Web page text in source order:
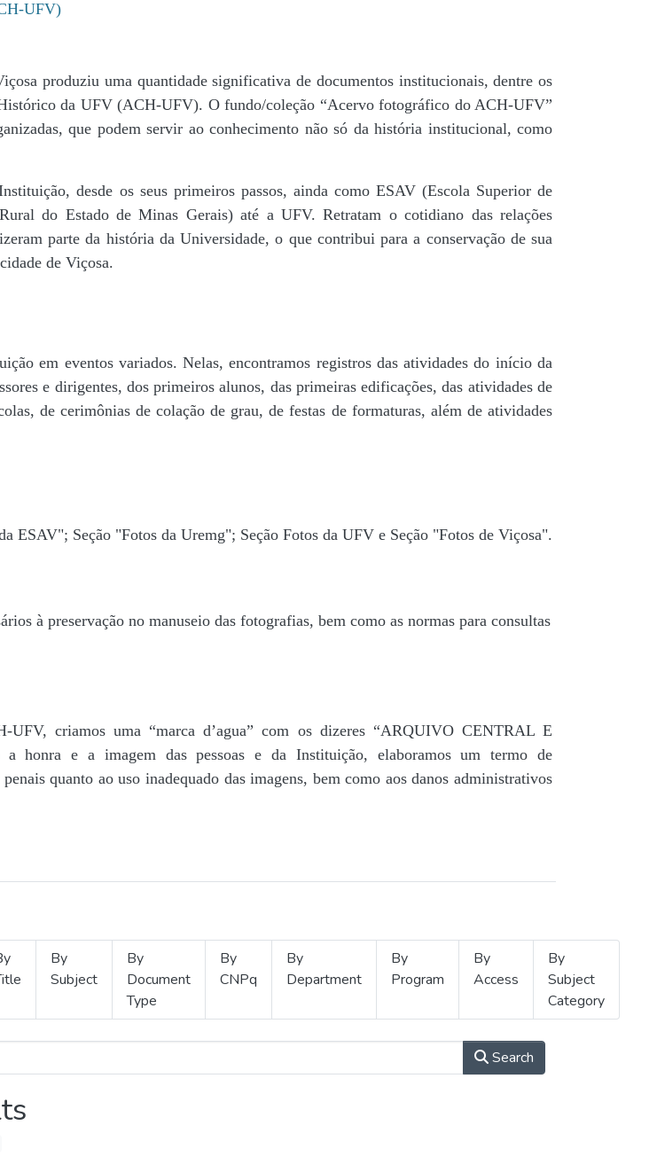
UFV)
produziu uma quantidade significativa de documentos institucionais, dentre os
da UFV (ACH-UFV). O fundo/coleção “Acervo fotográfico do ACH-UFV”
que podem servir ao conhecimento não só da história institucional, como
desde os seus primeiros passos, ainda como ESAV (Escola Superior de
do Estado de Minas Gerais) até a UFV. Retratam o cotidiano das relações
parte da história da Universidade, o que contribui para a conservação de sua
de Viçosa.
em eventos variados. Nelas, encontramos registros das atividades do início da
e dirigentes, ​dos primeiros alunos, das primeiras edificações, das atividades de
de cerimônias de colação de grau, de festas de formaturas, além de atividades
ESAV"; Seção "Fotos da Uremg"; Seção Fotos da UFV e Seção "Fotos de Viçosa".
à preservação no manuseio das fotografias, bem como as normas para consultas
UFV, criamos uma “marca d’agua” com os dizeres “ARQUIVO CENTRAL E
honra e a imagem das pessoas e da Instituição, elaboramos um termo de
quanto ao uso inadequado das imagens, bem como aos danos administrativos
By
Subject
By
Document
Type
By
CNPq
By
Department
By
Program
By
Access
By
Subject
Category
Search